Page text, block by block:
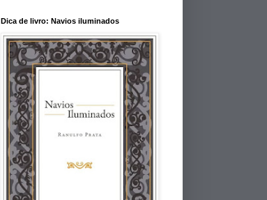
Dica de livro: Navios iluminados